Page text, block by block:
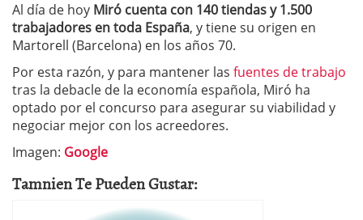
Al día de hoy Miró cuenta con 140 tiendas y 1.500
trabajadores en toda España, y tiene su origen en
Martorell (Barcelona) en los años 70.
Por esta razón, y para mantener las fuentes de trabajo
tras la debacle de la economía española, Miró ha
optado por el concurso para asegurar su viabilidad y
negociar mejor con los acreedores.
Imagen: Google
Tamnien Te Pueden Gustar: